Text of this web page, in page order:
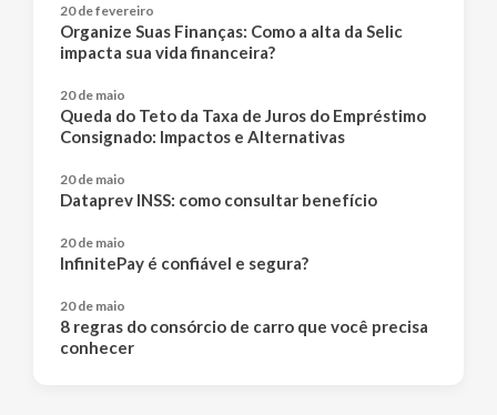
20 de fevereiro
Organize Suas Finanças: Como a alta da Selic
impacta sua vida financeira?
20 de maio
Queda do Teto da Taxa de Juros do Empréstimo
Consignado: Impactos e Alternativas
20 de maio
Dataprev INSS: como consultar benefício
20 de maio
InfinitePay é confiável e segura?
20 de maio
8 regras do consórcio de carro que você precisa
conhecer